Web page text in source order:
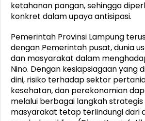
ketahanan pangan, sehingga
konkret dalam upaya antisipasi.
Pemerintah Provinsi Lampung
dengan Pemerintah pusat, dunia
dan masyarakat dalam
Nino. Dengan kesiapsiagaan yang
dini, risiko terhadap sektor
kesehatan, dan perekonomian
melalui berbagai langkah
masyarakat tetap terlindungi dari